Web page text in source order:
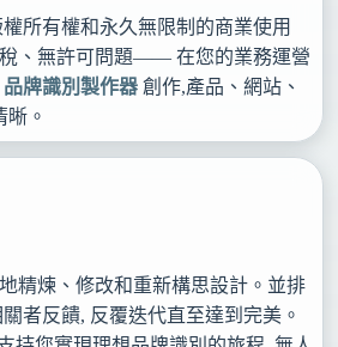
所有權和永久無限制的商業使用
、無許可問題—— 在您的業務運營
品牌識別製作器 創作,產品、網站、
晰。
精煉、修改和重新構思設計。並排
者反饋, 反覆迭代直至達到完美。